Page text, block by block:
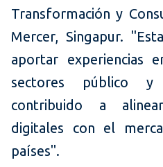
Transformación y
Mercer, Singapur.
aportar experiencias
sectores público
contribuido a
digitales con el
países".